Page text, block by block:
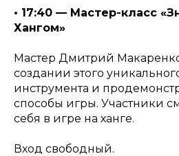
• 17:40 — Мастер-класс
Хангом»
Мастер Дмитрий
создании этого
инструмента и
способы игры. Участники
себя в игре на ханге.
Вход свободный.